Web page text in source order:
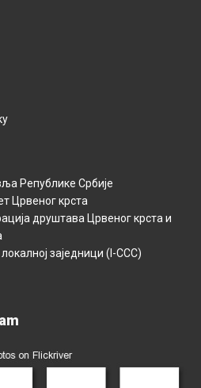
Републикe Србијe
Црвеног крста
друштава Црвеног крста и
заједници (I-CCC)